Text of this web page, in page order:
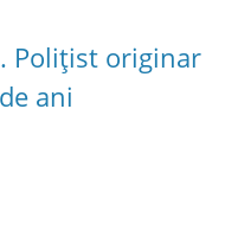
Polițist originar
ani